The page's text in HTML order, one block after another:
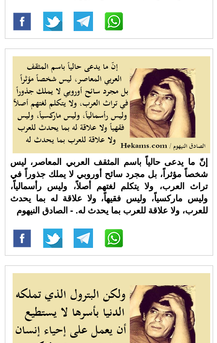
إنّ ما يدعى حالياً باسم المثقف العربي المعاصر، ليس
شخصاً مؤثراً، بل مجرد سائح أوروبي لا يملك جذوراً في
تراث العرب، ولا يتكلم لغتهم أصلاً، وليس رأسمالياً،
وليس ماركسياً، وليس فقيهاً، ولا علاقة له بما يحدث
للعرب، ولا علاقة للعرب بما يحدث له. - الصادق النيهوم